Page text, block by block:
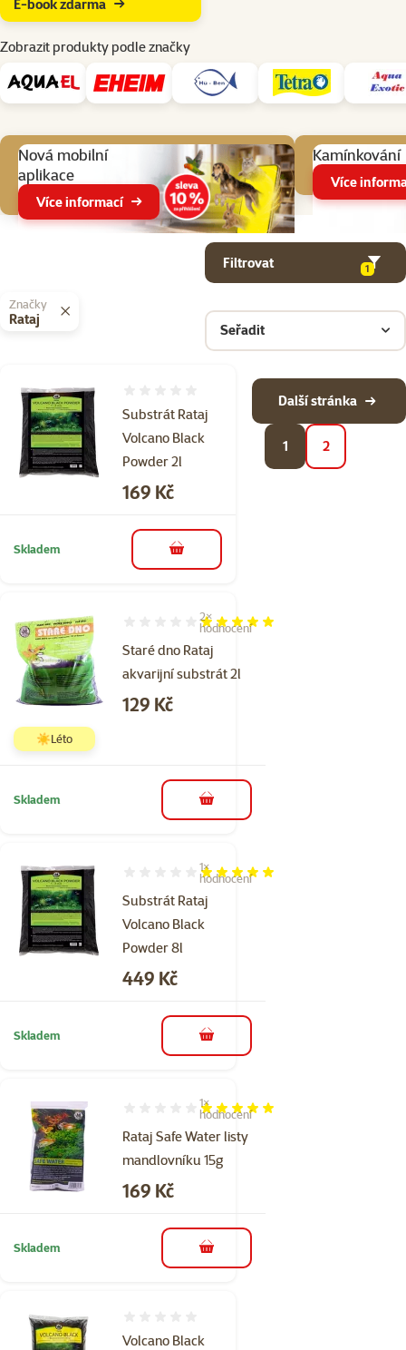
E-book zdarma
Zobrazit produkty podle značky
Nová mobilní
aplikace
Více informací
Kamínkování
Více
Filtrovat
1
Značky
Rataj
Seřadit
Produkty v kategorii Péče o akvarijní rostliny
Substrát Rataj
Volcano Black
Powder 2l
Cena
169 Kč
Skladem do košíku
Staré dno Rataj
akvarijní substrát 2l
Hodnocení 100%, počet hodnocení: 2
2×
hodnocení
Cena
129 Kč
☀️Léto
Skladem do košíku
Substrát Rataj
Volcano Black
Powder 8l
Hodnocení 100%, počet hodnocení: 1
1×
hodnocení
Cena
449 Kč
Skladem do košíku
Rataj Safe Water listy
mandlovníku 15g
Hodnocení 100%, počet hodnocení: 1
1×
hodnocení
Cena
169 Kč
Skladem do košíku
Volcano Black
1 2
Další stránka